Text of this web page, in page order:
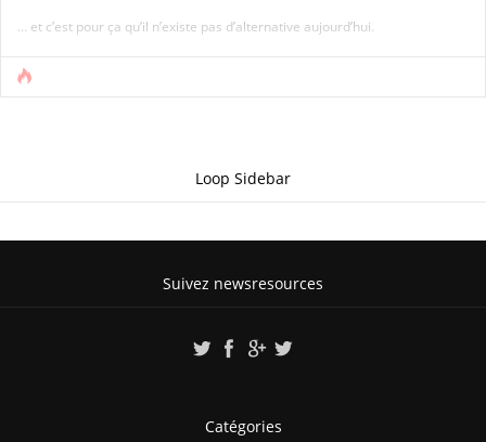
… et c’est pour ça qu’il n’existe pas d’alternative aujourd’hui.
Loop Sidebar
Suivez newsresources
Catégories